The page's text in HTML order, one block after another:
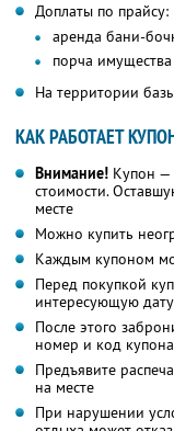
Доплаты по прайсу:
аренда бани-
порча имущества
На территории
КАК РАБОТАЕТ
Внимание! Купон —
стоимости.
месте
Можно купить
Каждым купоном
Перед покупкой
интересующую дату
После этого
номер и код
Предъявите
на месте
При нарушении